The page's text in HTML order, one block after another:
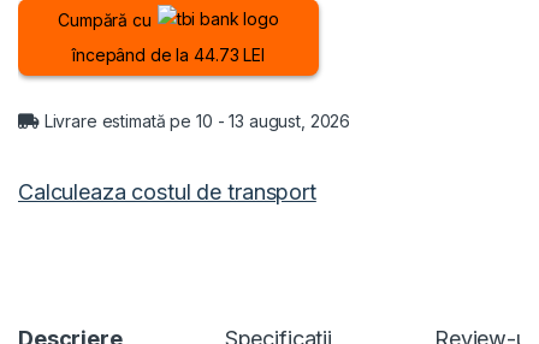
Cumpără cu
începând de la 44.73 LEI
Livrare estimată pe 10 - 13 august, 2026
Calculeaza costul de transport
Descriere Specificatii Review-uri